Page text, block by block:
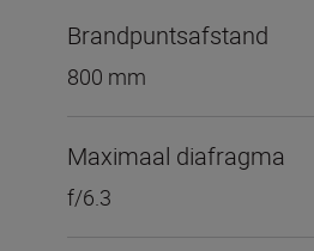
Brandpuntsafstand
800 mm
Maximaal diafragma
f/6.3